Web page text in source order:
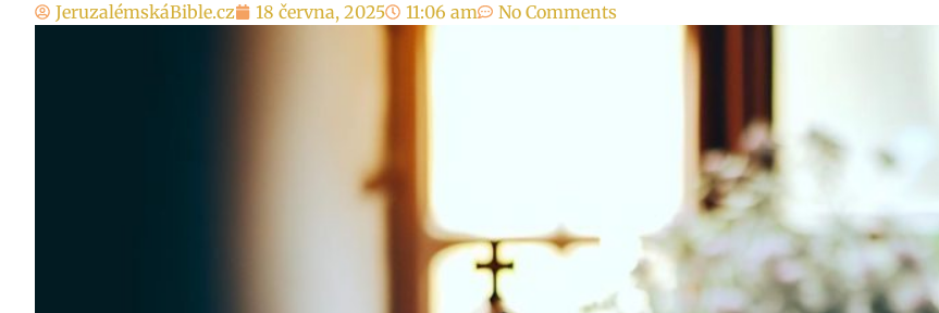
JeruzalémskáBible.cz
18 června, 2025 11:06 am No Comments